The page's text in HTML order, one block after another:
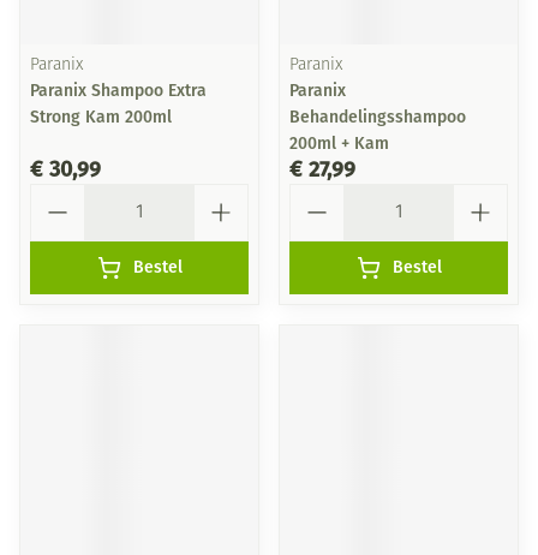
Paranix
Paranix Shampoo Extra
Strong Kam 200ml
€ 30,99
Bestel
Paranix
Paranix
Behandelingsshampoo
200ml + Kam
€ 27,99
Bestel